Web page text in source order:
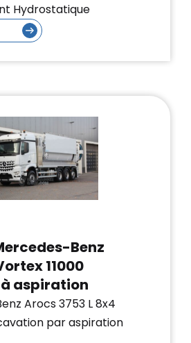
Hydrostatique
Benz
11000
aspiration
Arocs 3753 L 8x4
par aspiration